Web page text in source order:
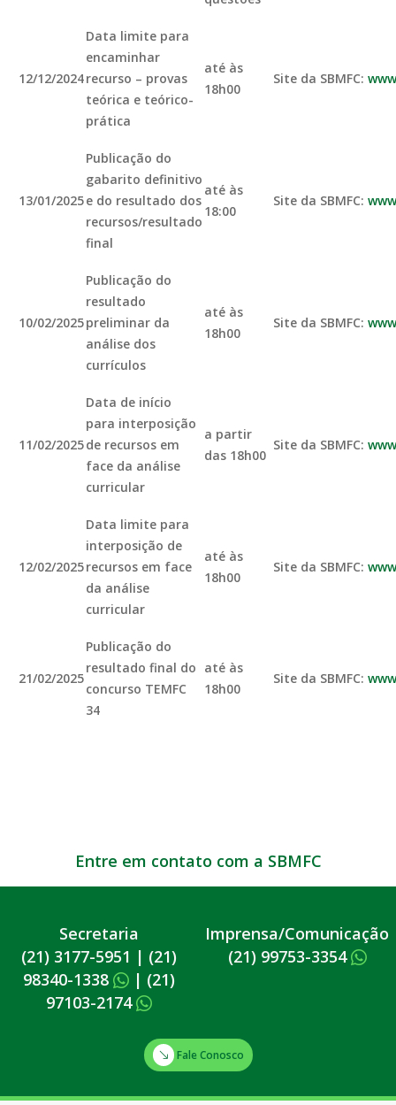
12/12/2024
Data limite para
encaminhar
recurso – provas
teórica e teórico-
prática
até às
18h00
Site da SBMFC:
13/01/2025
Publicação do
gabarito definitivo
e do resultado dos
recursos/resultado
final
até às
18:00
Site da SBMFC:
10/02/2025
Publicação do
resultado
preliminar da
análise dos
currículos
até às
18h00
Site da SBMFC:
11/02/2025
Data de início
para interposição
de recursos em
face da análise
curricular
a partir
das 18h00
Site da SBMFC:
12/02/2025
Data limite para
interposição de
recursos em face
da análise
curricular
até às
18h00
Site da SBMFC:
21/02/2025
Publicação do
resultado final do
concurso TEMFC
34
até às
18h00
Site da SBMFC:
Entre em contato com a SBMFC
Secretaria
(21) 3177-5951 | (21)
98340-1338
| (21)
97103-2174
Imprensa/Comunicação
(21) 99753-3354
Fale Conosco